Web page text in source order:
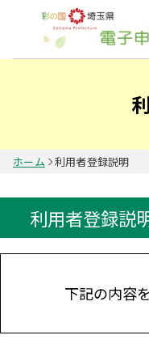
ホーム 利用者登録説明
利用者登録説
下記の内容